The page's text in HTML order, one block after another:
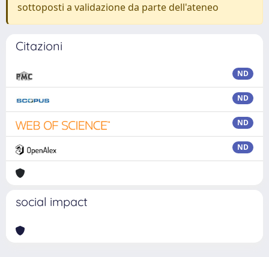
sottoposti a validazione da parte dell'ateneo
Citazioni
ND
ND
ND
ND
social impact